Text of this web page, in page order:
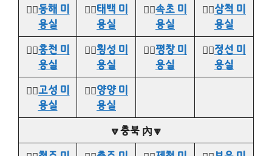
👉🏻동해 미
용실
👉🏻태백 미
용실
👉🏻속초 미
용실
👉🏻삼척 미
용실
👉🏻홍천 미
용실
👉🏻횡성 미
용실
👉🏻평창 미
용실
👉🏻정선 미
용실
👉🏻고성 미
용실
👉🏻양양 미
용실
🔽충북 內🔽